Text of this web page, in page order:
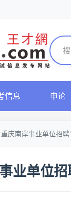
信息 申论
重庆南岸事业单位招聘
业单位招